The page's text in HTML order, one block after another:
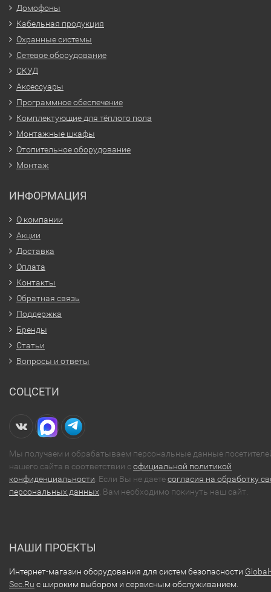
Домофоны
Кабельная продукция
Охранные системы
Сетевое оборудование
СКУД
Аксессуары
Программное обеспечение
Комплектующие для тёплого пола
Монтажные шкафы
Отопительное оборудование
Монтаж
ИНФОРМАЦИЯ
О компании
Акции
Доставка
Оплата
Контакты
Обратная связь
Поддержка
Бренды
Статьи
Вопросы и ответы
СОЦСЕТИ
Мы получаем и обрабатываем персональные данные
нашего сайта в соответствии софициальной политикой
конфиденциальности . Если Вы не даетесогласия на обработку
персональных данных , Вам необходимо покинуть наш сайт.
НАШИ ПРОЕКТЫ
Интернет-магазин оборудования для систем безопасности Global-
Sec.Ru с широким выбором и сервисным обслуживанием.